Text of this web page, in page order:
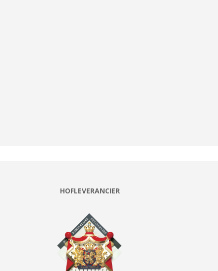
HOFLEVERANCIER